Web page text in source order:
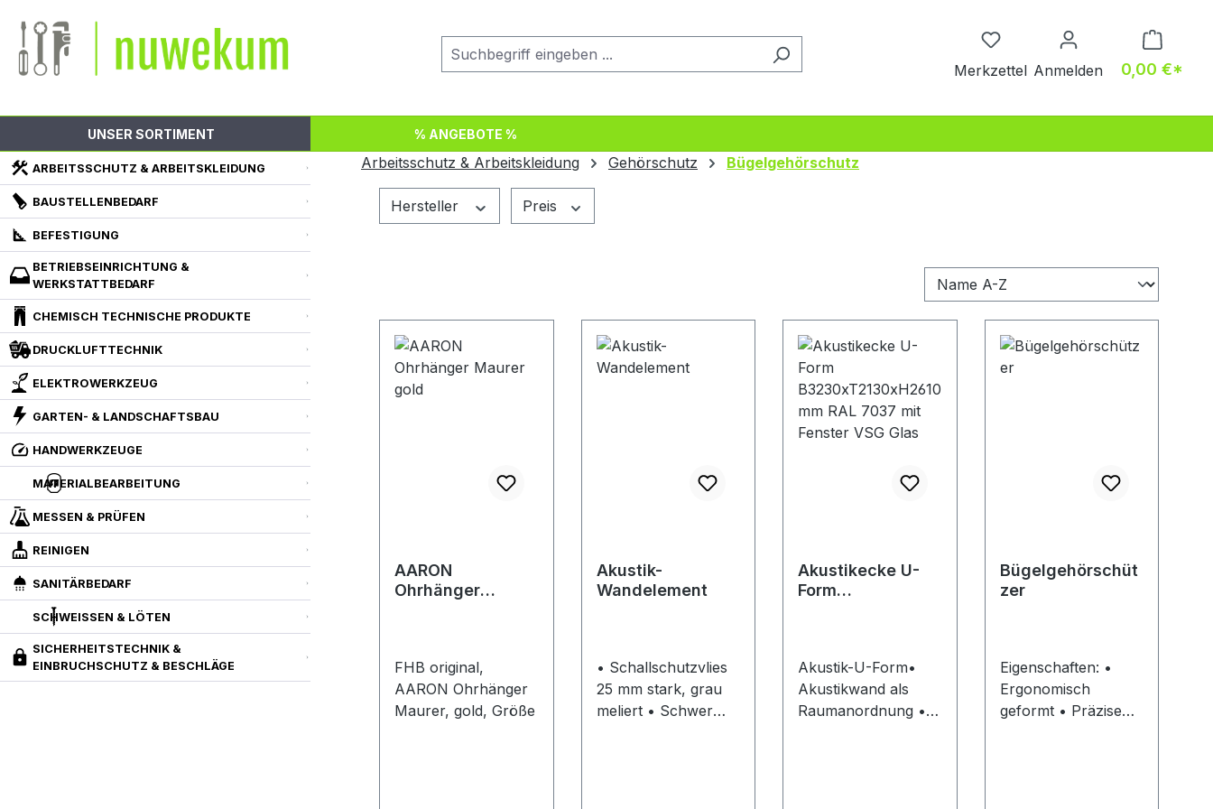
Hauptinhalt springen
Zur Suche springen
Zur Hauptnavigation springen
Du hast 0 Produkte auf dem
Merkzettel Anmelden 0,00 €*
UNSER SORTIMENT % ANGEBOTE %
ARBEITSSCHUTZ & ARBEITSKLEIDUNG
BAUSTELLENBEDARF
BEFESTIGUNG
BETRIEBSEINRICHTUNG &
WERKSTATTBEDARF
CHEMISCH TECHNISCHE PRODUKTE
DRUCKLUFTTECHNIK
ELEKTROWERKZEUG
GARTEN- & LANDSCHAFTSBAU
HANDWERKZEUGE
MATERIALBEARBEITUNG
MESSEN & PRÜFEN
REINIGEN
SANITÄRBEDARF
SCHWEISSEN & LÖTEN
SICHERHEITSTECHNIK &
EINBRUCHSCHUTZ & BESCHLÄGE
Arbeitsschutz & Arbeitskleidung Gehörschutz Bügelgehörschutz
Hersteller Preis
AARON
Ohrhänger
FHB original,
AARON Ohrhänger
Maurer, gold, Größe
Akustik-
Wandelement
• Schallschutzvlies
25 mm stark, grau
meliert • Schwer
Akustikecke U-
Form
Glas
Akustik-U-Form•
Akustikwand als
Raumanordnung •
Bügelgehörschüt
zer
Eigenschaften: •
Ergonomisch
geformt • Präzise